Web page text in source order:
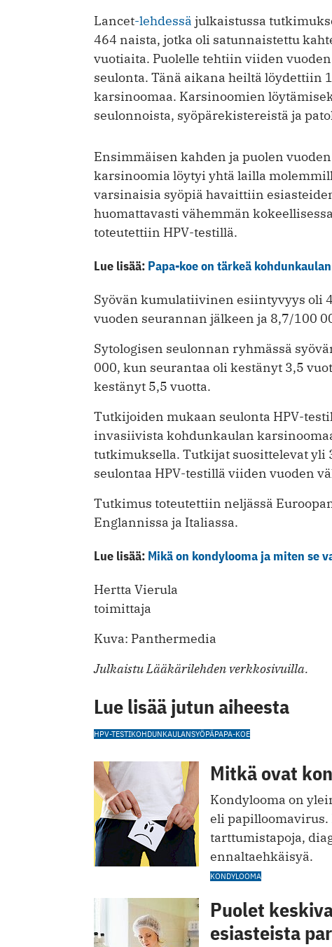
Lancet-lehdessä julkaistussa
464 naista, jotka oli satunnaistettu
vuotiaita. Puolelle tehtiin viiden
seulonta. Tänä aikana heiltä löydettiin
karsinoomaa. Karsinoomien
seulonnoista, syöpärekistereistä ja
Ensimmäisen kahden ja puolen
karsinoomia löytyi yhtä lailla
varsinaisia syöpiä havaittiin
huomattavasti vähemmän
toteutettiin HPV-testillä.
Lue lisää: Papa-koe on tärkeä
Syövän kumulatiivinen esiintyvyys oli
vuoden seurannan jälkeen ja 8,7/100
Sytologisen seulonnan ryhmässä
000, kun seurantaa oli kestänyt 3,5
kestänyt 5,5 vuotta.
Tutkijoiden mukaan seulonta HPV-
invasiivista kohdunkaulan
tutkimuksella. Tutkijat suosittelevat
seulontaa HPV-testillä viiden vuoden
Tutkimus toteutettiin neljässä
Englannissa ja Italiassa.
Lue lisää: Mikä on kondylooma ja miten se
Hertta Vierula
toimittaja
Kuva: Panthermedia
Julkaistu Lääkärilehden verkkosivuilla.
Lue lisää jutun aiheesta
HPV-TESTIKOHDUNKAULANSYÖPÄPAPA-KOE
Mitkä ovat
Kondylooma on
eli papilloomavirus.
tarttumistapoja,
ennaltaehkäisyä.
KONDYLOOMA
Puolet
esiasteista